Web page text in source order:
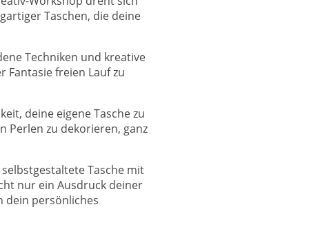
Taschen, die deine
Techniken und kreative
Fantasie freien Lauf zu
deine eigene Tasche zu
Perlen zu dekorieren, ganz
Tasche mit
nur ein Ausdruck deiner
dein persönliches